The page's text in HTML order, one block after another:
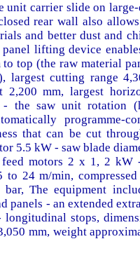
unit carrier slide on
rear wall also
and better dust and
lifting device
top (the raw material
largest cutting range
2,200 mm, largest
the saw unit rotation
programme-
that can be cut
5.5 kW - saw blade
motors 2 x 1, 2 kW
24 m/min, compressed
The equipment
panels - an extended
stops,
mm, weight